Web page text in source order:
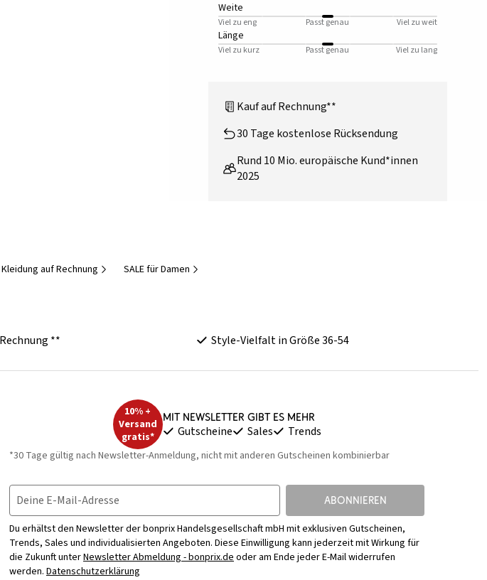
Weite
Viel zu eng Passt genau Viel zu weit
Länge
Viel zu kurz Passt genau Viel zu lang
Kauf auf Rechnung**
30 Tage kostenlose Rücksendung
Rund 10 Mio. europäische Kund*innen
2025
Kleidung auf Rechnung SALE für Damen
** Style-Vielfalt in Größe 36-54
10% +
Versand
gratis*
Mit Newsletter gibt es mehr
Gutscheine Sales Trends
*30 Tage gültig nach Newsletter-Anmeldung, nicht mit anderen Gutscheinen kombinierbar
Deine E-Mail-Adresse ABONNIEREN
Du erhältst den Newsletter der bonprix Handelsgesellschaft mbH mit exklusiven Gutscheinen,
Trends, Sales und individualisierten Angeboten. Diese Einwilligung kann jederzeit mit Wirkung für
die Zukunft unterNewsletter Abmeldung - bonprix.deoder am Ende jeder E-Mail widerrufen
werden. Datenschutzerklärung